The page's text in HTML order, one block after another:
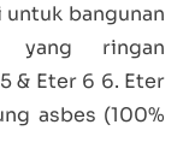
untuk bangunan
yang ringan
& Eter 6 6. Eter
asbes (100%